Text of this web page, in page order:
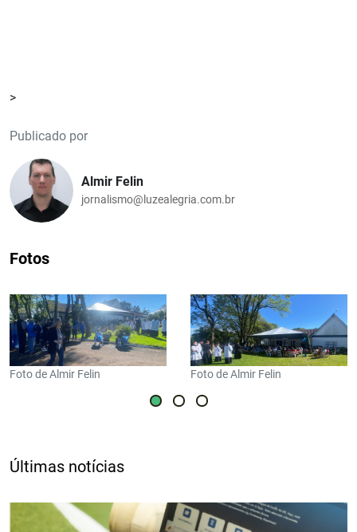
>
Publicado por
Almir Felin
jornalismo@luzealegria.com.br
Fotos
Foto de Almir Felin Foto de Almir Felin
Últimas notícias